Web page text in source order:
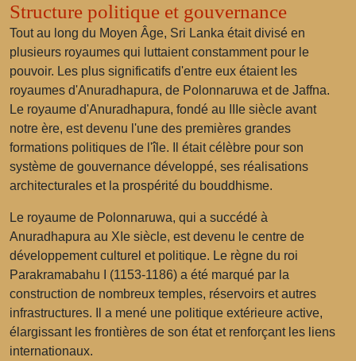
Structure politique et gouvernance
Tout au long du Moyen Âge, Sri Lanka était divisé en
plusieurs royaumes qui luttaient constamment pour le
pouvoir. Les plus significatifs d'entre eux étaient les
royaumes d'Anuradhapura, de Polonnaruwa et de Jaffna.
Le royaume d'Anuradhapura, fondé au IIIe siècle avant
notre ère, est devenu l'une des premières grandes
formations politiques de l'île. Il était célèbre pour son
système de gouvernance développé, ses réalisations
architecturales et la prospérité du bouddhisme.
Le royaume de Polonnaruwa, qui a succédé à
Anuradhapura au XIe siècle, est devenu le centre de
développement culturel et politique. Le règne du roi
Parakramabahu I (1153-1186) a été marqué par la
construction de nombreux temples, réservoirs et autres
infrastructures. Il a mené une politique extérieure active,
élargissant les frontières de son état et renforçant les liens
internationaux.